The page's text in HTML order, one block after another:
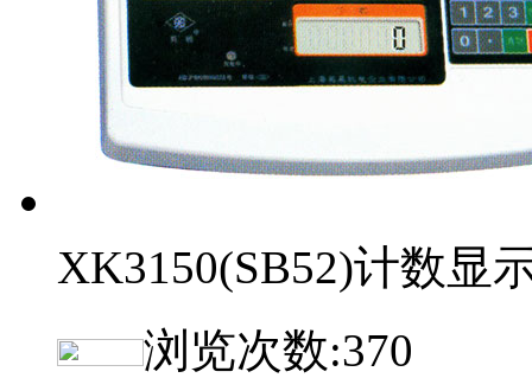
XK3150(SB52)计数显
浏览次数:370